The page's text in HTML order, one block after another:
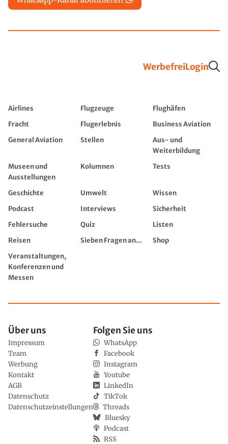
WerbefreiLogin
Airlines Flugzeuge
Flughäfen
Fracht
Flugerlebnis
Business Aviation
General Aviation
Stellen
Aus- und
Weiterbildung
Museen und
Ausstellungen
Kolumnen Tests
Geschichte Umwelt
Wissen
Podcast
Interviews
Sicherheit
Fehlersuche
Quiz
Listen
Reisen
Sieben Fragen an...
Shop
Veranstaltungen,
Konferenzen und
Messen
Über uns
Impressum
Team
Werbung
Kontakt
AGB
Datenschutz
Datenschutzeinstellungen
Folgen Sie uns
WhatsApp
Facebook
Instagram
Youtube
LinkedIn
TikTok
Threads
Bluesky
Podcast
RSS